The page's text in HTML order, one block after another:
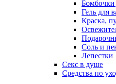
Бомбочки
Гель для
Краска,
Соль и
Лепестки
Секс в душе
Средства по